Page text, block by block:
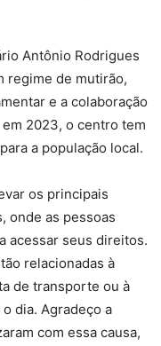
Antônio Rodrigues
regime de mutirão,
e a colaboração
2023, o centro tem
a população local.
os principais
onde as pessoas
acessar seus direitos.
relacionadas à
de transporte ou à
dia. Agradeço a
com essa causa,